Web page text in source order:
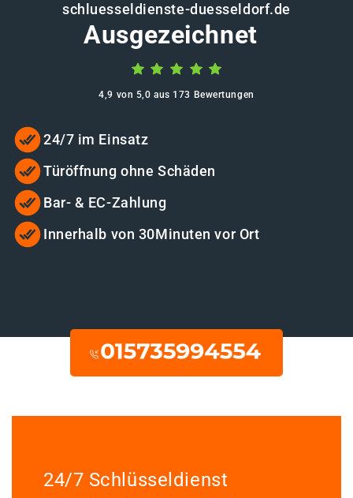
schluesseldienste-duesseldorf.de
Ausgezeichnet
4,9 von 5,0 aus 173 Bewertungen
24/7 im Einsatz
Türöffnung ohne Schäden
Bar- & EC-Zahlung
Innerhalb von 30Minuten vor Ort
24/7 Schlüsseldienst